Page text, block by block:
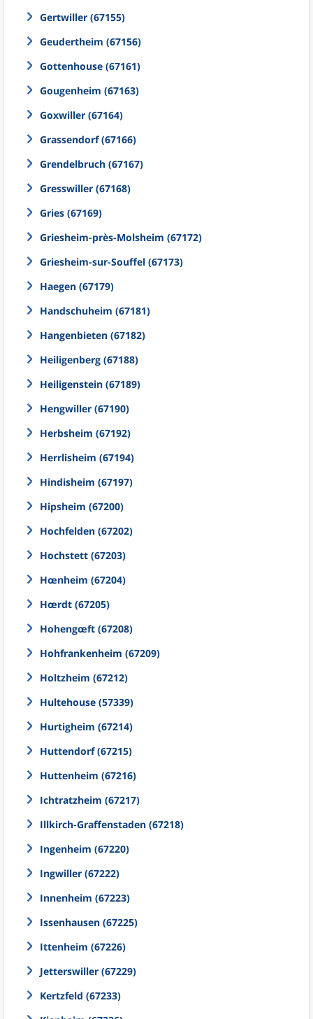
Gertwiller (67155)
Geudertheim (67156)
Gottenhouse (67161)
Gougenheim (67163)
Goxwiller (67164)
Grassendorf (67166)
Grendelbruch (67167)
Gresswiller (67168)
Gries (67169)
Griesheim-près-Molsheim (67172)
Griesheim-sur-Souffel (67173)
Haegen (67179)
Handschuheim (67181)
Hangenbieten (67182)
Heiligenberg (67188)
Heiligenstein (67189)
Hengwiller (67190)
Herbsheim (67192)
Herrlisheim (67194)
Hindisheim (67197)
Hipsheim (67200)
Hochfelden (67202)
Hochstett (67203)
Hœnheim (67204)
Hœrdt (67205)
Hohengœft (67208)
Hohfrankenheim (67209)
Holtzheim (67212)
Hultehouse (57339)
Hurtigheim (67214)
Huttendorf (67215)
Huttenheim (67216)
Ichtratzheim (67217)
Illkirch-Graffenstaden (67218)
Ingenheim (67220)
Ingwiller (67222)
Innenheim (67223)
Issenhausen (67225)
Ittenheim (67226)
Jetterswiller (67229)
Kertzfeld (67233)